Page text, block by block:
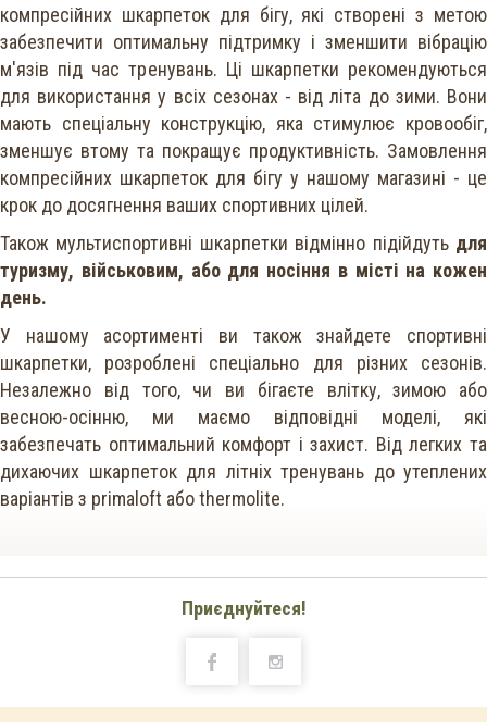
компресійних шкарпеток для бігу, які створені з метою
забезпечити оптимальну підтримку і зменшити вібрацію
м'язів під час тренувань. Ці шкарпетки рекомендуються
для використання у всіх сезонах - від літа до зими. Вони
мають спеціальну конструкцію, яка стимулює кровообіг,
зменшує втому та покращує продуктивність. Замовлення
компресійних шкарпеток для бігу у нашому магазині - це
крок до досягнення ваших спортивних цілей.
Також мультиспортивні шкарпетки відмінно підійдутьдля
туризму, військовим, або для носіння в місті на кожен
день.
У нашому асортименті ви також знайдете спортивні
шкарпетки, розроблені спеціально для різних сезонів.
Незалежно від того, чи ви бігаєте влітку, зимою або
весною-осінню, ми маємо відповідні моделі, які
забезпечать оптимальний комфорт і захист. Від легких та
дихаючих шкарпеток для літніх тренувань до утеплених
варіантів з primaloft або thermolite.
Приєднуйтеся!